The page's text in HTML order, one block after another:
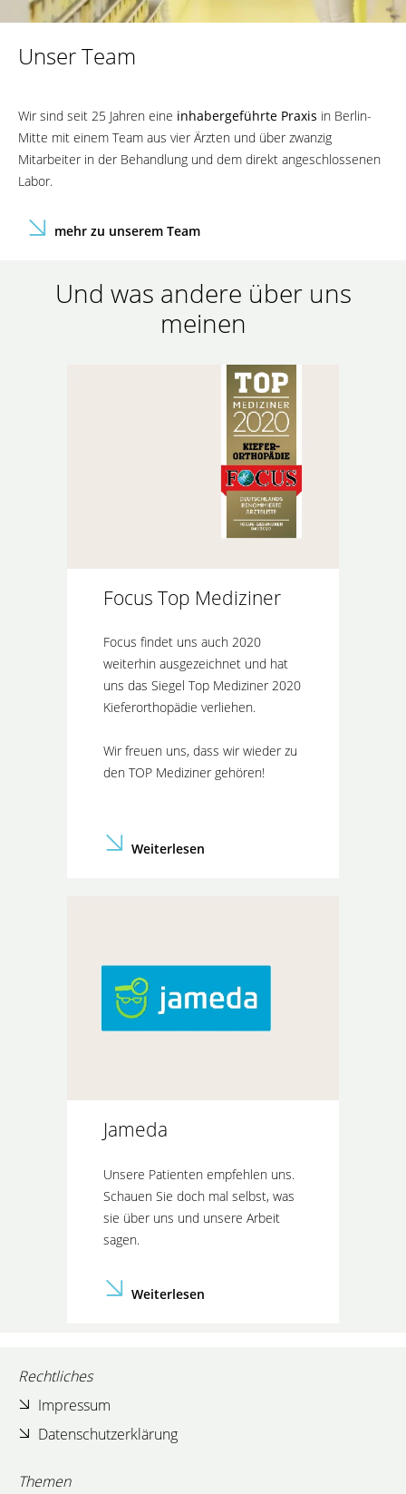
Unser Team
Wir sind seit 25 Jahren eine inhabergeführte Praxis in Berlin-
Mitte mit einem Team aus vier Ärzten und über zwanzig
Mitarbeiter in der Behandlung und dem direkt angeschlossenen
Labor.
mehr zu unserem Team
Und was andere über uns
meinen
Focus Top Mediziner
Focus findet uns auch 2020
weiterhin ausgezeichnet und hat
uns das Siegel Top Mediziner 2020
Kieferorthopädie verliehen.
Wir freuen uns, dass wir wieder zu
den TOP Mediziner gehören!
Weiterlesen
Jameda
Unsere Patienten empfehlen uns.
Schauen Sie doch mal selbst, was
sie über uns und unsere Arbeit
sagen.
Weiterlesen
Rechtliches
Impressum
Datenschutzerklärung
Themen